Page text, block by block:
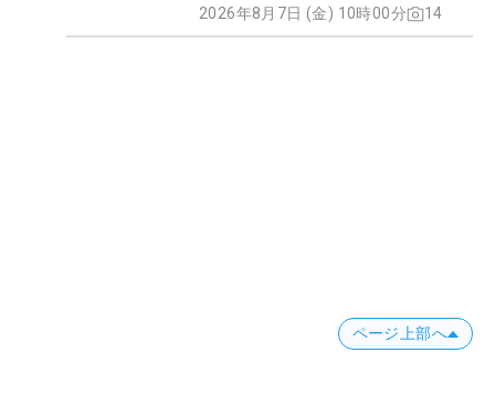
2026年8月7日 (金) 10時00分 14
ページ上部へ